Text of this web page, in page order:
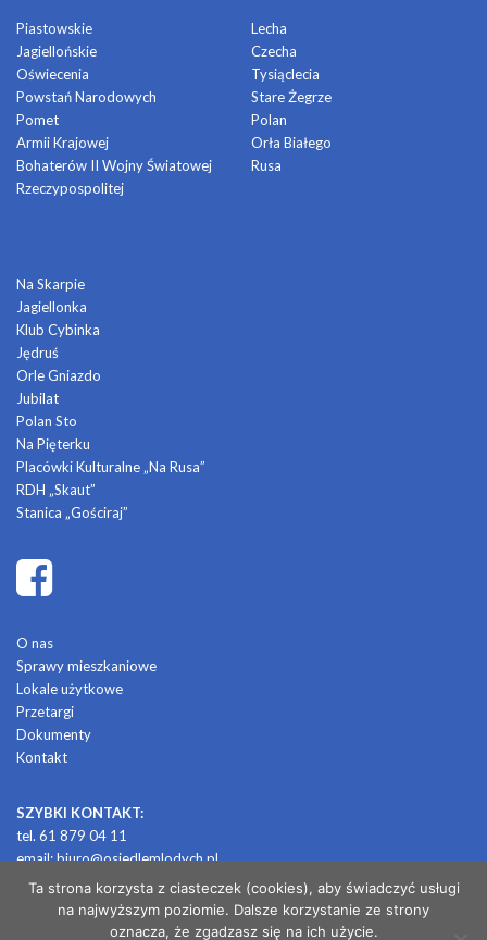
Piastowskie
Jagiellońskie
Oświecenia
Powstań Narodowych
Pomet
Armii Krajowej
Bohaterów II Wojny Światowej
Rzeczypospolitej
Lecha
Czecha
Tysiąclecia
Stare Żegrze
Polan
Orła Białego
Rusa
Na Skarpie
Jagiellonka
Klub Cybinka
Jędruś
Orle Gniazdo
Jubilat
Polan Sto
Na Pięterku
Placówki Kulturalne „Na Rusa”
RDH „Skaut”
Stanica „Gościraj”
O nas
Sprawy mieszkaniowe
Lokale użytkowe
Przetargi
Dokumenty
Kontakt
SZYBKI KONTAKT:
tel. 61 879 04 11
email:biuro@osiedlemlodych.pl
© 2026 OSIEDLE MŁODYCH
Ta strona korzysta z ciasteczek (cookies), aby świadczyć usługi
na najwyższym poziomie. Dalsze korzystanie ze strony
oznacza, że zgadzasz się na ich użycie.